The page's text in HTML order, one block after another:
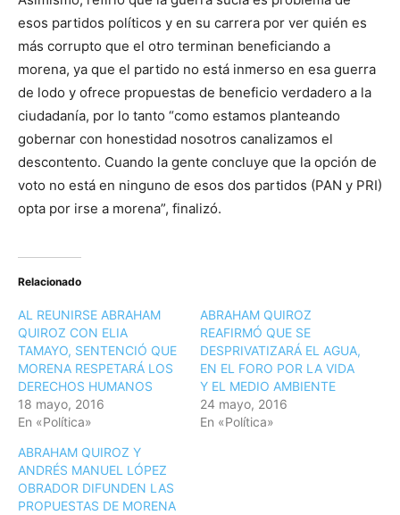
esos partidos políticos y en su carrera por ver quién es
más corrupto que el otro terminan beneficiando a
morena, ya que el partido no está inmerso en esa guerra
de lodo y ofrece propuestas de beneficio verdadero a la
ciudadanía, por lo tanto “como estamos planteando
gobernar con honestidad nosotros canalizamos el
descontento. Cuando la gente concluye que la opción de
voto no está en ninguno de esos dos partidos (PAN y PRI)
opta por irse a morena”, finalizó.
Relacionado
AL REUNIRSE ABRAHAM
QUIROZ CON ELIA
TAMAYO, SENTENCIÓ QUE
MORENA RESPETARÁ LOS
DERECHOS HUMANOS
18 mayo, 2016
En «Política»
ABRAHAM QUIROZ
REAFIRMÓ QUE SE
DESPRIVATIZARÁ EL AGUA,
EN EL FORO POR LA VIDA
Y EL MEDIO AMBIENTE
24 mayo, 2016
En «Política»
ABRAHAM QUIROZ Y
ANDRÉS MANUEL LÓPEZ
OBRADOR DIFUNDEN LAS
PROPUESTAS DE MORENA